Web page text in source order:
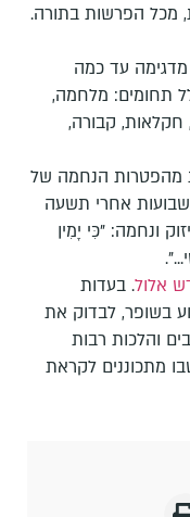
מכל הפרשות בתורה.
מדגימה עד כמה
תחומים: מלחמה,
חקלאות, קבורה,
מהפטרות הנחמה של
אחרי תשעה
ונחמה: "כִּי יָמִין
אלול. בעדות
בשופר, לבדוק את
והלכות רבות
מתכוננים לקראת